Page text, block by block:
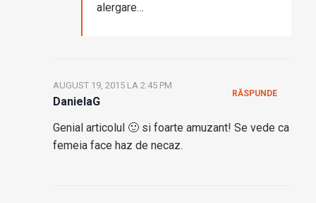
alergare…
DanielaG
AUGUST 19, 2015 LA 2:45 PM
Genial articolul 🙂 si foarte amuzant! Se vede ca
femeia face haz de necaz.
RĂSPUNDE